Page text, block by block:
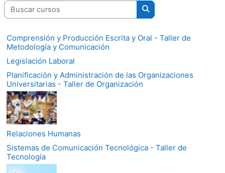
Buscar cursos
Buscar cursos
Comprensión y Producción Escrita y Oral - Taller de
Metodología y Comunicación
Legislación Laboral
Planificación y Administración de las Organizaciones
Universitarias - Taller de Organización
Relaciones Humanas
Sistemas de Comunicación Tecnológica - Taller de
Tecnología